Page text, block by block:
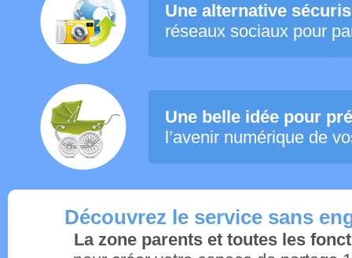
Une alternative
réseaux sociaux pour
Une belle idée pour
l’avenir numérique de
Découvrez le service sans
La zone parents et toutes les